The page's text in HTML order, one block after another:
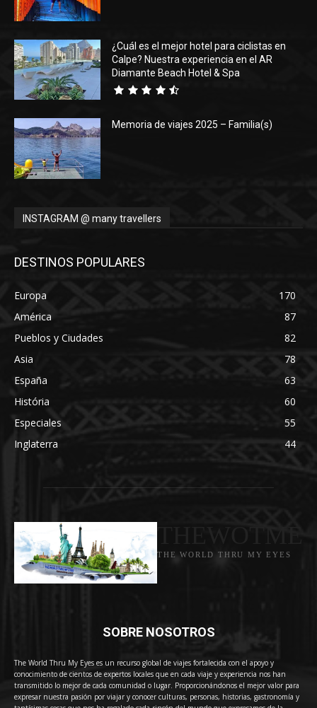
¿Cuál es el mejor hotel para ciclistas en
Calpe? Nuestra experiencia en el AR
Diamante Beach Hotel & Spa
Memoria de viajes 2025 – Familia(s)
INSTAGRAM @ many travellers
DESTINOS POPULARES
Europa
170
América
87
Pueblos y Ciudades
82
Asia
78
España
63
História
60
Especiales
55
Inglaterra
44
THE WORLD THRU MY EYES
SOBRE NOSOTROS
The World Thru My Eyes es un recurso global de viajes fortalecida con el apoyo y
conocimiento de cientos de expertos locales que en cada viaje y experiencia nos han
transmitido lo mejor de cada comunidad o lugar. Proporcionándonos el mejor valor para
expresar nuestra pasión por viajar y conocer culturas, personas, historias, gastronomía y